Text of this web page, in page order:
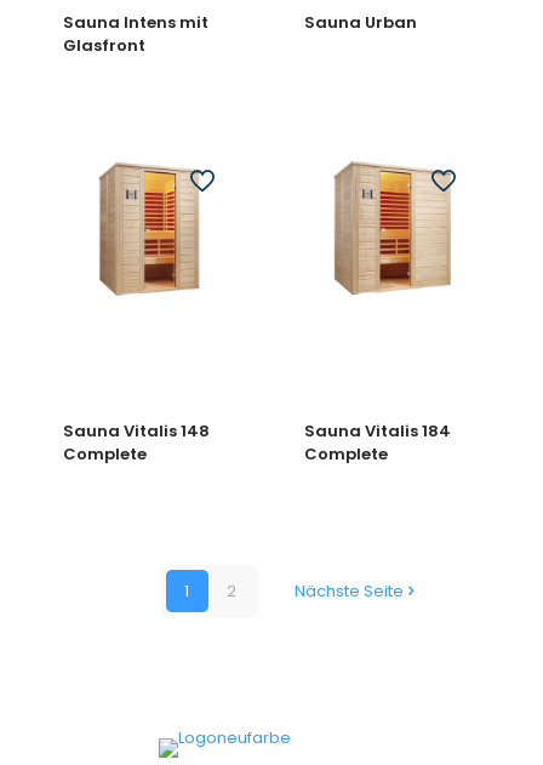
Sauna Intens mit
Glasfront
Sauna Urban
Sauna Vitalis 148
Complete
Sauna Vitalis 184
Complete
1 2 Nächste Seite